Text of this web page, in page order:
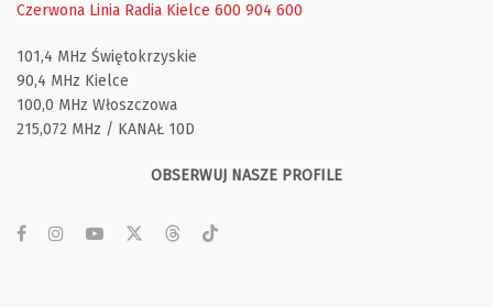
Czerwona Linia Radia Kielce 600 904 600
101,4 MHz Świętokrzyskie
90,4 MHz Kielce
100,0 MHz Włoszczowa
215,072 MHz / KANAŁ 10D
OBSERWUJ NASZE PROFILE